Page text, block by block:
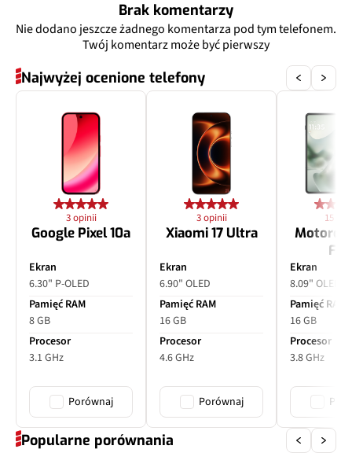
Inne 125˚
Autofocus
Matryca Hynix 847, 1/4,4", 1,0 µm
Ogniskowa 80 mm
Przysłona
Filmy Tak
Zoom optyczny x3
Brak komentarzy
Nie dodano jeszcze żadnego komentarza pod tym telefonem.
Twój komentarz może być pierwszy
Najwyżej ocenione telefony
3 opinii
Google Pixel 10a
Ekran
6.30" P-OLED
Pamięć RAM
8 GB
Procesor
3.1 GHz
Porównaj
3 opinii
Xiaomi 17 Ultra
Ekran
6.90" OLED
Pamięć RAM
16 GB
Procesor
4.6 GHz
Porównaj
15
Motorola
Ekran
8.09" OLED
Pamięć RAM
16 GB
Procesor
3.8 GHz
Popularne porównania